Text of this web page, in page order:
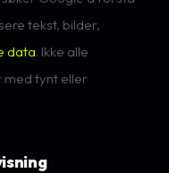
tekst, bilder,
data. Ikke alle
med tynt eller